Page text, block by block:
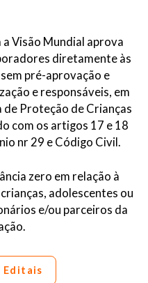
Visão Mundial aprova
diretamente às
pré-aprovação e
e responsáveis, em
Proteção de Crianças
com os artigos 17 e 18
nr 29 e Código Civil.
zero em relação à
adolescentes ou
e/ou parceiros da
Editais